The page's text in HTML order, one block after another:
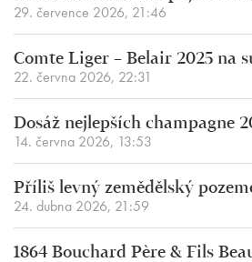
29. července 2026, 21:46
Comte Liger – Belair 2025 na
22. června 2026, 22:31
Dosáž nejlepších champagne
14. června 2026, 13:53
Příliš levný zemědělský
24. dubna 2026, 21:59
1864 Bouchard Père & Fils